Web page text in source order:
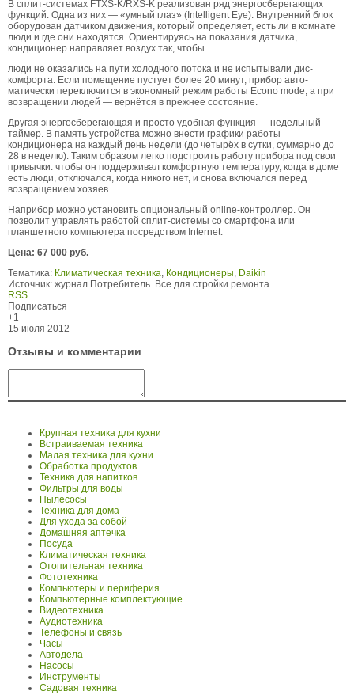
В сплит-системах FTXS-K/RXS-K реализован ряд энергосбере­гающих
функций. Одна из них — «умный глаз» (Intelligent Eye). Внутренний блок
оборудован датчиком движения, который опре­деляет, есть ли в комнате
люди и где они находятся. Ориентируясь на показания датчика,
кондиционер направляет воздух так, чтобы
люди не оказались на пути холодного потока и не испытывали дис­
комфорта. Если помещение пустует более 20 минут, прибор авто­
матически переключится в экономный режим работы Econo mode, а при
возвращении людей — вернётся в прежнее состояние.
Другая энергосберегающая и просто удобная функция — не­дельный
таймер. В память устройства можно внести графики работы
кондиционера на каждый день недели (до четырёх в сут­ки, суммарно до
28 в неделю). Таким образом легко подстроить работу прибора под свои
привычки: чтобы он поддерживал ком­фортную температуру, когда в доме
есть люди, отключался, когда никого нет, и снова включался перед
возвращением хозяев.
Наприбор можно установить опциональный online-контроллер. Он
позволит управлять работой сплит-системы со смартфона или
планшетного компьютера посредством Internet.
Цена: 67 000 руб.
Тематика: Климатическая техника, Кондиционеры, Daikin
Источник: журнал Потребитель. Все для стройки ремонта
RSS
Подписаться
+1
15 июля 2012
Отзывы и комментарии
Крупная техника для кухни
Встраиваемая техника
Малая техника для кухни
Обработка продуктов
Техника для напитков
Фильтры для воды
Пылесосы
Техника для дома
Для ухода за собой
Домашняя аптечка
Посуда
Климатическая техника
Отопительная техника
Фототехника
Компьютеры и периферия
Компьютерные комплектующие
Видеотехника
Аудиотехника
Телефоны и связь
Часы
Автодела
Насосы
Инструменты
Садовая техника